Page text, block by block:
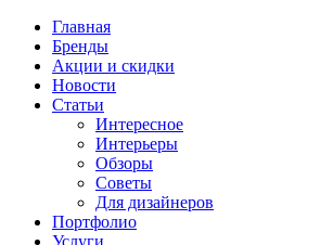
Главная
Бренды
Акции и скидки
Новости
Статьи
Интересное
Интерьеры
Обзоры
Советы
Для дизайнеров
Портфолио
Услуги